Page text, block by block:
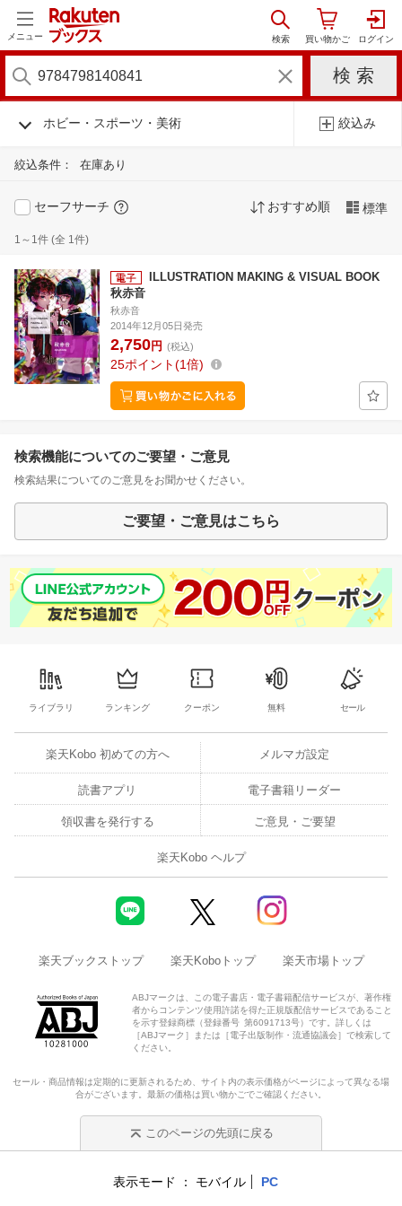
メニュー
ホビー・スポーツ・美術 絞込み
絞込条件： 在庫あり
セーフサーチ おすすめ順 標準
1～1件 (全 1件)
ILLUSTRATION MAKING & VISUAL BOOK
秋赤音
秋赤音
2014年12月05日発売
2,750円 (税込)
25ポイント 1倍
検索機能についてのご要望・ご意見
検索結果についてのご意見をお聞かせください。
ご要望・ご意見はこちら
ライブラリ ランキング クーポン 無料 セール
楽天Kobo 初めての方へ メルマガ設定
読書アプリ 電子書籍リーダー
領収書を発行する ご意見・ご要望
楽天Kobo ヘルプ
楽天ブックストップ 楽天Koboトップ 楽天市場トップ
ABJマークは、この電子書店・電子書籍配信サービスが、著作権
者からコンテンツ使用許諾を得た正規版配信サービスであること
を示す登録商標（登録番号 第6091713号）です。詳しくは
［ABJマーク］または［電子出版制作・流通協議会］で検索して
ください。
セール・商品情報は定期的に更新されるため、サイト内の表示価格がページによって異なる場
合がございます。最新の価格は買い物かごでご確認ください。
このページの先頭に戻る
表示モード モバイル PC